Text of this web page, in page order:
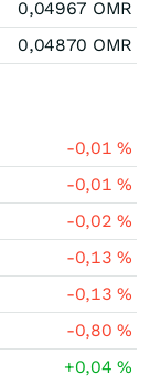
0,04967 OMR
0,04870 OMR
-0,01%
-0,01%
-0,02%
-0,13%
-0,13%
-0,80%
+0,04%